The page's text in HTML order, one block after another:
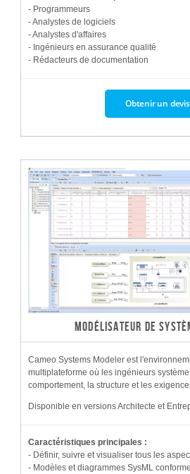
- Programmeurs
- Analystes de logiciels
- Analystes d'affaires
- Ingénieurs en assurance qualité
- Rédacteurs de documentation
Obtenir un devis
MODÉLISATEUR DE
Cameo Systems Modeler est
multiplateforme où les ingénieurs
comportement, la structure et les
Disponible en versions Architecte et
Caractéristiques principales :
- Définir, suivre et visualiser tous les
- Modèles et diagrammes SysML